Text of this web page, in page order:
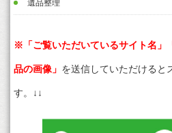
遺品整理
※「ご覧いただいているサイト名」
品の画像」 を送信していただけると
す。↓↓